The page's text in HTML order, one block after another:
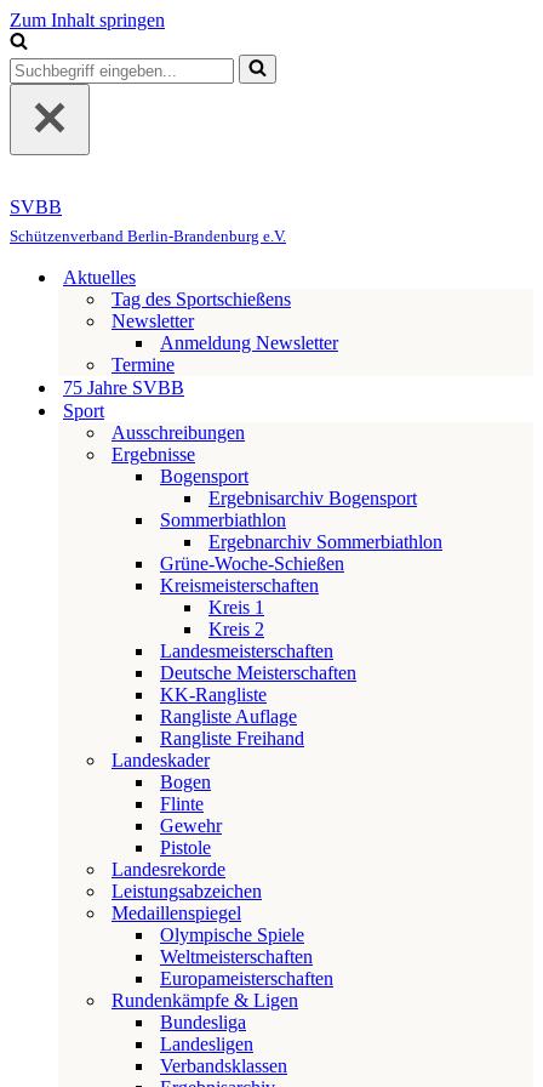
Zum Inhalt springen
Suchen
nach …
SVBB
Schützenverband Berlin-Brandenburg e.V.
Aktuelles
Tag des Sportschießens
Newsletter
Anmeldung Newsletter
Termine
75 Jahre SVBB
Sport
Ausschreibungen
Ergebnisse
Bogensport
Ergebnisarchiv Bogensport
Sommerbiathlon
Ergebnarchiv Sommerbiathlon
Grüne-Woche-Schießen
Kreismeisterschaften
Kreis 1
Kreis 2
Landesmeisterschaften
Deutsche Meisterschaften
KK-Rangliste
Rangliste Auflage
Rangliste Freihand
Landeskader
Bogen
Flinte
Gewehr
Pistole
Landesrekorde
Leistungsabzeichen
Medaillenspiegel
Olympische Spiele
Weltmeisterschaften
Europameisterschaften
Rundenkämpfe & Ligen
Bundesliga
Landesligen
Verbandsklassen